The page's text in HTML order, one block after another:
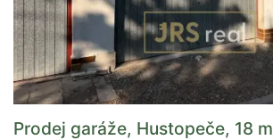
Prodej garáže, Hustopeče, 18 m